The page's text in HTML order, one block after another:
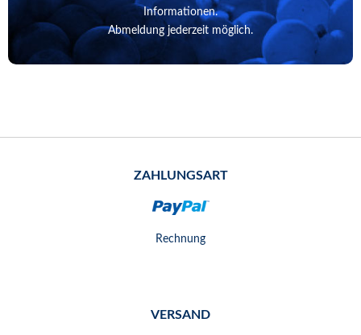
Informationen.
Abmeldung jederzeit möglich.
ZAHLUNGSART
Rechnung
VERSAND